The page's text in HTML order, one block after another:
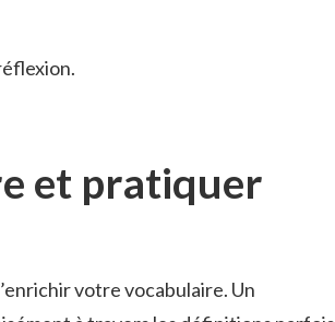
et pratiquer
votre vocabulaire. Un